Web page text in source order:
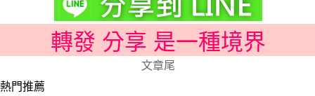
轉發 分享 是一種境界
文章尾
熱門推薦